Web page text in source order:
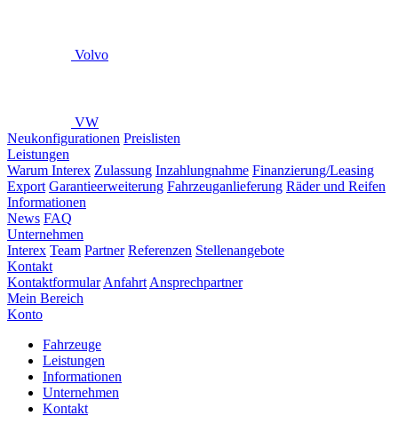
Volvo
VW
Neukonfigurationen Preislisten
Leistungen
Warum Interex Zulassung Inzahlungnahme Finanzierung/Leasing
Export Garantieerweiterung Fahrzeuganlieferung Räder und Reifen
Informationen
News FAQ
Unternehmen
Interex Team Partner Referenzen Stellenangebote
Kontakt
Kontaktformular Anfahrt Ansprechpartner
Mein Bereich
Konto
Fahrzeuge
Leistungen
Informationen
Unternehmen
Kontakt